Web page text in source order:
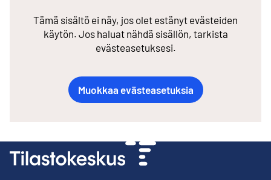
Tämä sisältö ei näy, jos olet estänyt evästeiden
käytön. Jos haluat nähdä sisällön, tarkista
evästeasetuksesi.
Muokkaa evästeasetuksia